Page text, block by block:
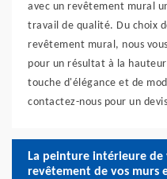
avec un revêtement mural
travail de qualité. Du choix
revêtement mural, nous
pour un résultat à la
touche d'élégance et de
contactez-nous pour un
La peinture intérieure
revêtement de vos murs